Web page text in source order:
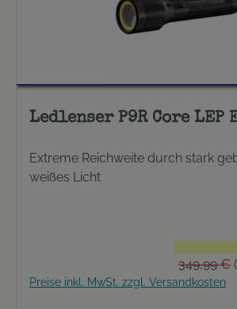
Ledlenser P9R Core
Extreme Reichweite durch stark
weißes Licht
Regulärer
349,99 €
Preise inkl. MwSt. zzgl. Versandkosten